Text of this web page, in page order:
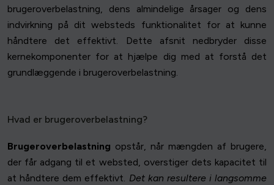
brugeroverbelastning, dens almindelige årsager og dens
indvirkning på dit websteds funktionalitet for at kunne
håndtere det effektivt. Dette afsnit nedbryder disse
kernekomponenter for at hjælpe dig med at forstå det
grundlæggende i brugeroverbelastning.
Hvad er brugeroverbelastning?
Brugeroverbelastning opstår, når mængden af brugere,
der får adgang til et websted, overstiger dets kapacitet til
at håndtere dem effektivt. Det kan resultere i langsomme